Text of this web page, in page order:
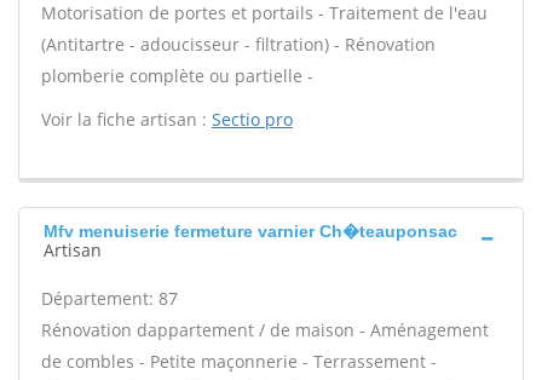
Motorisation de portes et portails - Traitement de l'eau
(Antitartre - adoucisseur - filtration) - Rénovation
plomberie complète ou partielle -
Voir la fiche artisan : Sectio pro
Mfv menuiserie fermeture varnier Ch�teauponsac
Artisan
Département: 87
Rénovation dappartement / de maison - Aménagement
de combles - Petite maçonnerie - Terrassement -